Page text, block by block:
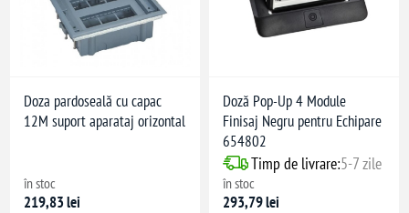
Doza pardoseală cu capac
12M suport aparataj orizontal
în stoc
219,83 lei
Doză Pop-Up 4 Module
Finisaj Negru pentru Echipare
654802
Timp de livrare:5-7 zile
în stoc
293,79 lei